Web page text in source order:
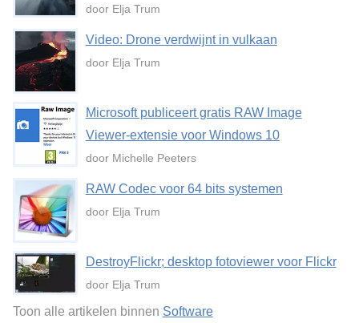
door Elja Trum
Video: Drone verdwijnt in vulkaan
door Elja Trum
Microsoft publiceert gratis RAW Image
Viewer-extensie voor Windows 10
door Michelle Peeters
RAW Codec voor 64 bits systemen
door Elja Trum
DestroyFlickr; desktop fotoviewer voor Flickr
door Elja Trum
Toon alle artikelen binnen Software